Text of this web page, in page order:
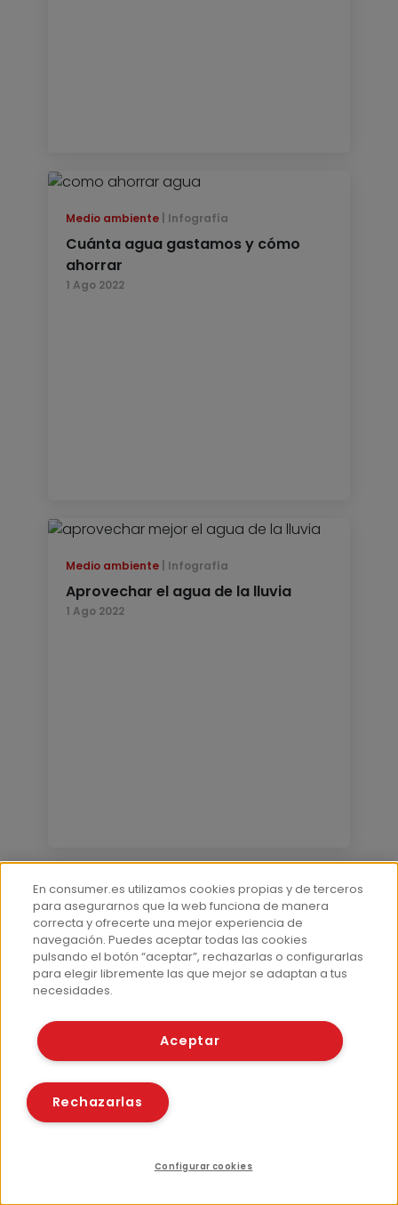
Medio ambiente Infografía
Cuánta agua gastamos y cómo
ahorrar
1 Ago 2022
Medio ambiente Infografía
Aprovechar el agua de la lluvia
1 Ago 2022
Medio ambiente
Ahorrar agua: cómo gastar menos
en casa y aprovechar la lluvia
Por Verónica Palomo 21 Jul 2022
En consumer.es utilizamos cookies propias y de terceros
para asegurarnos que la web funciona de manera
correcta y ofrecerte una mejor experiencia de
navegación. Puedes aceptar todas las cookies
pulsando el botón “aceptar”, rechazarlas o configurarlas
para elegir libremente las que mejor se adaptan a tus
necesidades.
Aceptar
Rechazarlas
Configurar cookies